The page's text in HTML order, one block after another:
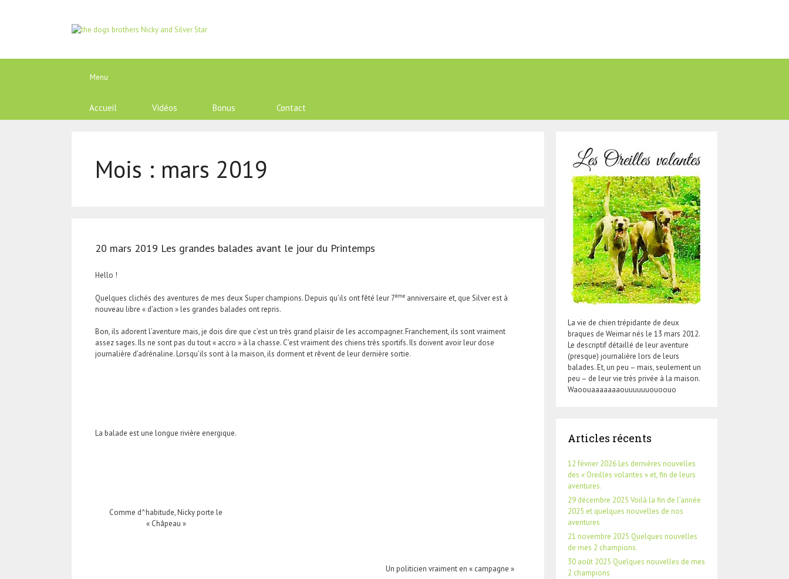
Menu
Accueil Vidéos Bonus Contact
Mois : mars 2019
20 mars 2019 Les grandes balades avant le jour du Printemps
Hello !
Quelques clichés des aventures de mes deux Super champions. Depuis qu’ils ont fêté leur 7ème anniversaire et, que Silver est à
nouveau libre « d’action » les grandes balades ont repris.
Bon, ils adorent l’aventure mais, je dois dire que c’est un très grand plaisir de les accompagner. Franchement, ils sont vraiment
assez sages. Ils ne sont pas du tout « accro » à la chasse. C’est vraiment des chiens très sportifs. Ils doivent avoir leur dose
journalière d’adrénaline. Lorsqu’ils sont à la maison, ils dorment et rêvent de leur dernière sortie.
La balade est une longue rivière energique.
Comme d^habitude, Nicky porte le
« Châpeau »
Un politicien vraiment en « campagne »
La vie de chien trépidante de deux
braques de Weimar nés le 13 mars 2012.
Le descriptif détaillé de leur aventure
(presque) journalière lors de leurs
balades. Et, un peu – mais, seulement un
peu – de leur vie très privée à la maison.
Waoouaaaaaaaouuuuuuouoouo
Articles récents
12 février 2026 Les dernières nouvelles
des « Oreilles volantes » et, fin de leurs
aventures.
29 décembre 2025 Voilà la fin de l’année
2025 et quelques nouvelles de nos
aventures
21 novembre 2025 Quelques nouvelles
de mes 2 champions.
30 août 2025 Quelques nouvelles de mes
2 champions